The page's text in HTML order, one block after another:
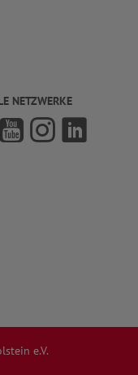
NETZWERKE
e.V.